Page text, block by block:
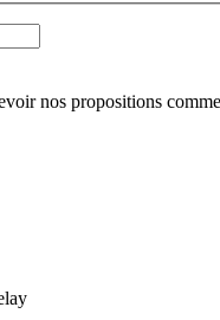
nos propositions